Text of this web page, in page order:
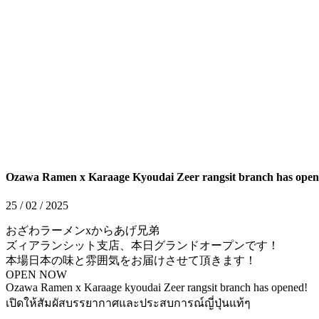
Ozawa Ramen x Karaage Kyoudai Zeer rangsit branch has
25 / 02 / 2025
おざわラーメンxからあげ兄弟
ズィアランシット支店、本日グランドオープンです！
本場日本の味と雰囲気をお届けさせて頂きます！
OPEN NOW
Ozawa Ramen x Karaage kyoudai Zeer rangsit branch has opened!
เปิดให้สัมผัสบรรยากาศและประสบการณ์ญี่ปุ่นแท้ๆ